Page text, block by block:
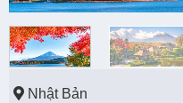
Nhật Bản